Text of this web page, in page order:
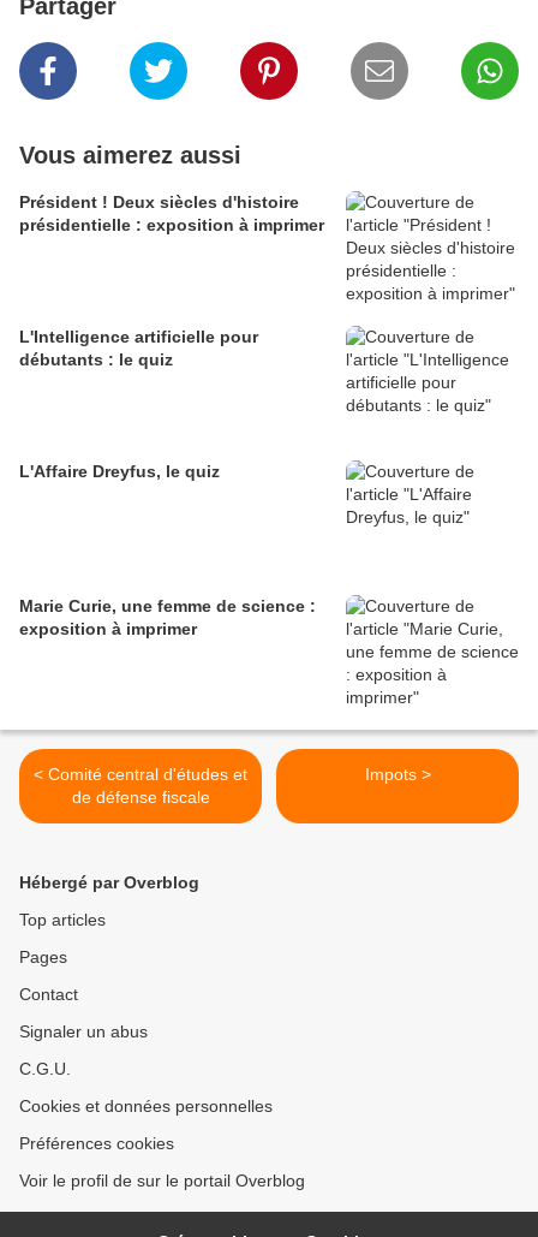
Partager
Vous aimerez aussi
Président ! Deux siècles d'histoire
présidentielle : exposition à imprimer
L'Intelligence artificielle pour
débutants : le quiz
L'Affaire Dreyfus, le quiz
Marie Curie, une femme de science :
exposition à imprimer
< Comité central d'études et
de défense fiscale
Impots >
Hébergé par Overblog
Top articles
Pages
Contact
Signaler un abus
C.G.U.
Cookies et données personnelles
Préférences cookies
Voir le profil de sur le portail Overblog